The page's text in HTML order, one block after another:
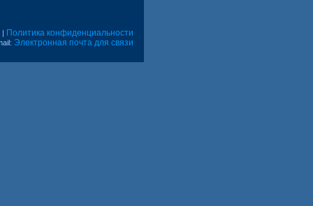
| Политика конфиденциальности
Электронная почта для связи